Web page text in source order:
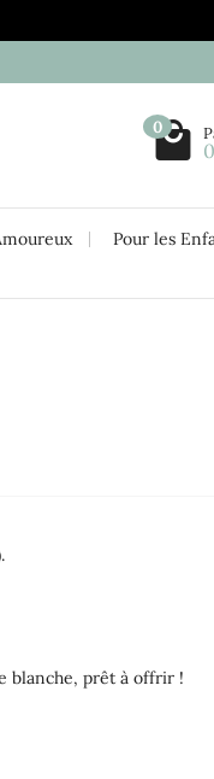
0
Pour les
blanche, prêt à offrir !